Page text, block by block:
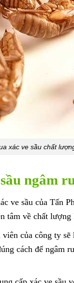
xác ve sầu chất
ngâm
ve sầu của Tấn
tâm về chất lượng
của công ty sẽ
cách để ngâm